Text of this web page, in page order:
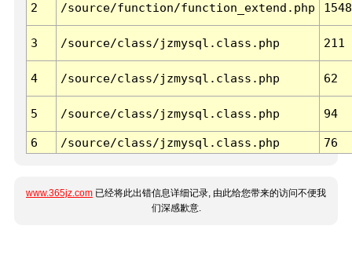
2 /source/function/function_extend.php 1548
3 /source/class/jzmysql.class.php 211
4 /source/class/jzmysql.class.php 62
5 /source/class/jzmysql.class.php 94
6 /source/class/jzmysql.class.php 76
www.365jz.com 已经将此出错信息详细记录, 由此给您带来的访问不便我
们深感歉意.